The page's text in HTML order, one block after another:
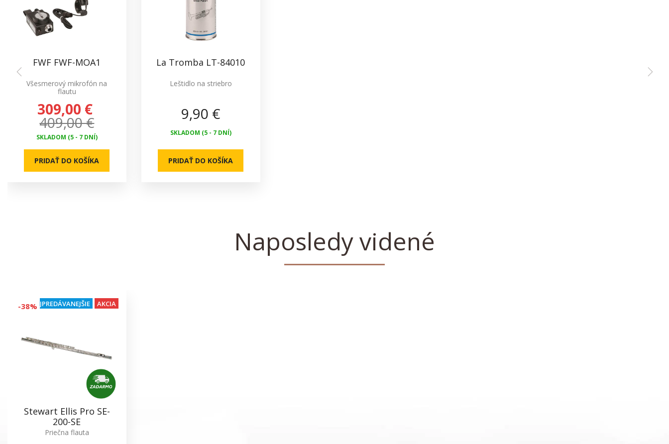
FWF FWF-MOA1
Všesmerový mikrofón na
flautu
309,00 €
409,00 €
SKLADOM (5 - 7 DNÍ)
PRIDAŤ DO KOŠÍKA
La Tromba LT-84010
Leštidlo na striebro
9,90 €
SKLADOM (5 - 7 DNÍ)
PRIDAŤ DO KOŠÍKA
Naposledy videné
-38%NAJPREDÁVANEJŠIE AKCIA
Stewart Ellis Pro SE-
200-SE
Priečna flauta